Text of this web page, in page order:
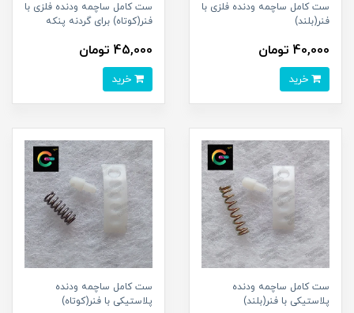
ست کامل ساچمه ودنده فلزی با
فنر(بلند)
40,000 تومان
ست کامل ساچمه ودنده فلزی با
فنر(کوتاه) برای گردنه پنکه
45,000 تومان
ست کامل ساچمه ودنده
پلاستیکی با فنر(بلند)
ست کامل ساچمه ودنده
پلاستیکی با فنر(کوتاه)